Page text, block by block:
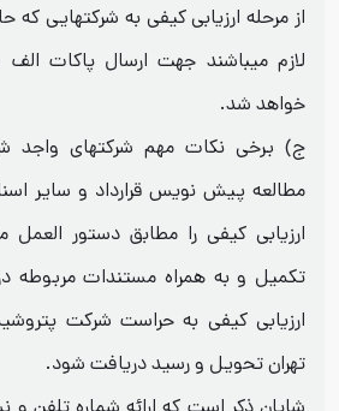
از مرحله ارزیابی کیفی به شرکتهایی که
لازم میباشند جهت ارسال پاکات
خواهد شد.
ج) برخی نکات مهم شرکتهای واجد
مطالعه پیش نویس قرارداد و سایر
ارزیابی کیفی را مطابق دستور
ارزیابی کیفی به حراست شرکت
تهران تحویل و رسید دریافت شود.